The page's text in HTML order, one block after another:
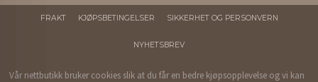
FRAKT KJØPSBETINGELSER SIKKERHET OG PERSONVERN
NYHETSBREV
Vår nettbutikk bruker cookies slik at du får en bedre kjøpsopplevelse og vi kan